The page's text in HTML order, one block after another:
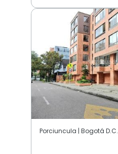
Porciuncula | Bogotá D.C.